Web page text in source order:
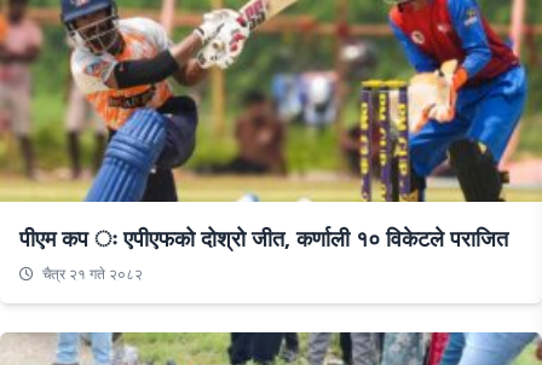
पीएम कप ः एपीएफको दोश्रो जीत, कर्णाली १० विकेटले पराजित
चैत्र २१ गते २०८२